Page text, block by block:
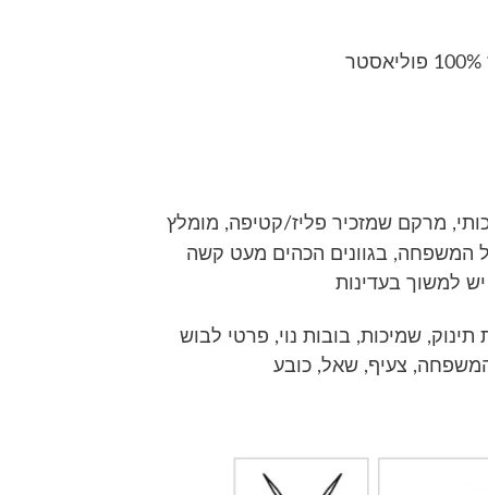
מרקם שמזכיר פליז/קטיפה, מומלץ
המשפחה, בגוונים הכהים מעט קשה
למשוך בעדינות
תינוק, שמיכות, בובות נוי, פרטי לבוש
צעיף, שאל, כובע